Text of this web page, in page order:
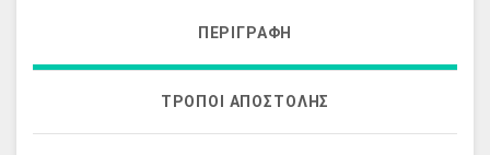
ΠΕΡΙΓΡΑΦΉ
ΤΡΌΠΟΙ ΑΠΟΣΤΟΛΉΣ